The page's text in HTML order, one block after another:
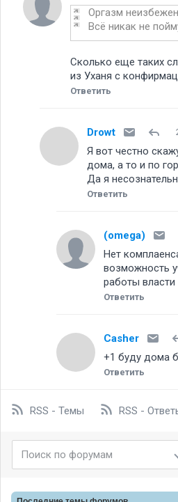
Оргазм
Всё никак не
Сколько еще таких
из Уханя с
Ответить
Drowt
Я вот честно
дома, а то и по
Да я
Ответить
(omega)
Нет
возможность
работы
Ответить
Casher
+1 буду дома
Ответить
RSS - Темы RSS -